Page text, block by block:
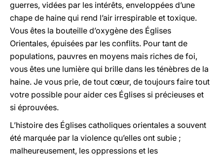
guerres, vidées par les intérêts, enveloppées d’une
chape de haine qui rend l’air irrespirable et toxique.
Vous êtes la bouteille d’oxygène des Églises
Orientales, épuisées par les conflits. Pour tant de
populations, pauvres en moyens mais riches de foi,
vous êtes une lumière qui brille dans les ténèbres de la
haine. Je vous prie, de tout cœur, de toujours faire tout
votre possible pour aider ces Églises si précieuses et
si éprouvées.
L’histoire des Églises catholiques orientales a souvent
été marquée par la violence qu’elles ont subie ;
malheureusement, les oppressions et les